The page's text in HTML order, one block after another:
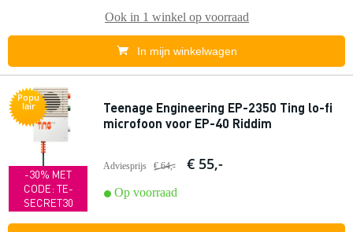
Ook in 1 winkel op voorraad
In mijn winkelwagen
Popu
lair
-30% MET
CODE: TE-
SECRET30
Teenage Engineering EP-2350 Ting lo-fi
microfoon voor EP-40 Riddim
Adviesprijs € 64,- € 55,-
Op voorraad